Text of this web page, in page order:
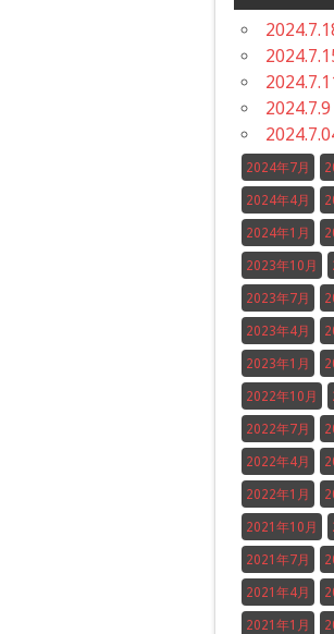
2024年7月
2024年4月
2024年1月
2023年10月
2023年7月
2023年4月
2023年1月
2022年10月
2022年7月
2022年4月
2022年1月
2021年10月
2021年7月
2021年4月
2021年1月